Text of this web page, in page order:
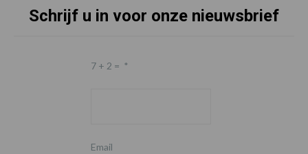
Schrijf u in voor onze nieuwsbrief
7 + 2 = *
Email